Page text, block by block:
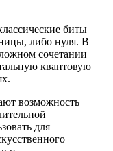
биты
либо нуля. В
сочетании
квантовую
возможность
для